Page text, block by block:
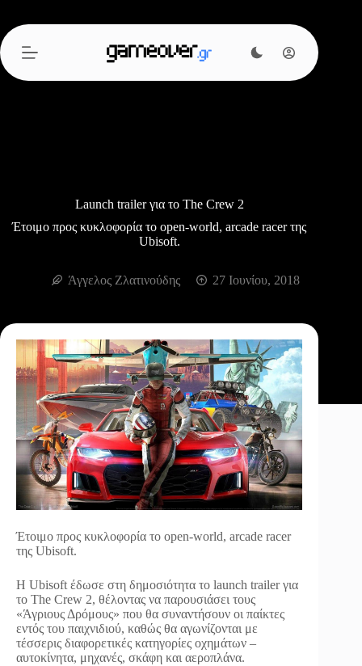
περιεχόμενο
Launch trailer για το The Crew 2
Έτοιμο προς κυκλοφορία το open-world, arcade racer της
Ubisoft.
Άγγελος Ζλατινούδης 27 Ιουνίου, 2018
Έτοιμο προς κυκλοφορία το open-world, arcade racer
της Ubisoft.
Η Ubisoft έδωσε στη δημοσιότητα το launch trailer για
το The Crew 2, θέλοντας να παρουσιάσει τους
«Άγριους Δρόμους» που θα συναντήσουν οι παίκτες
εντός του παιχνιδιού, καθώς θα αγωνίζονται με
τέσσερις διαφορετικές κατηγορίες οχημάτων –
αυτοκίνητα, μηχανές, σκάφη και αεροπλάνα.